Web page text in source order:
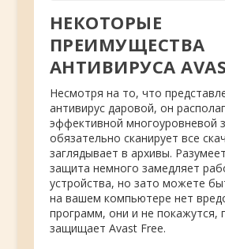
НЕКОТОРЫЕ
ПРЕИМУЩЕСТВА
АНТИВИРУСА
Несмотря на то, что
антивирус даровой, он
эффективной многоуровневой
обязательно сканирует все
заглядывает в архивы.
защита немного замедляет
устройства, но зато можете
на вашем компьютере нет
программ, они и не покажутся,
защищает Avast Free.